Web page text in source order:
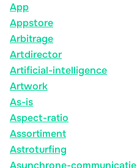
App
Appstore
Arbitrage
Artdirector
Artificial-intelligence
Artwork
As-is
Aspect-ratio
Assortiment
Astroturfing